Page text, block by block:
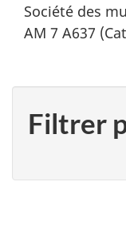
Société des
AM 7 A637
Filtrer